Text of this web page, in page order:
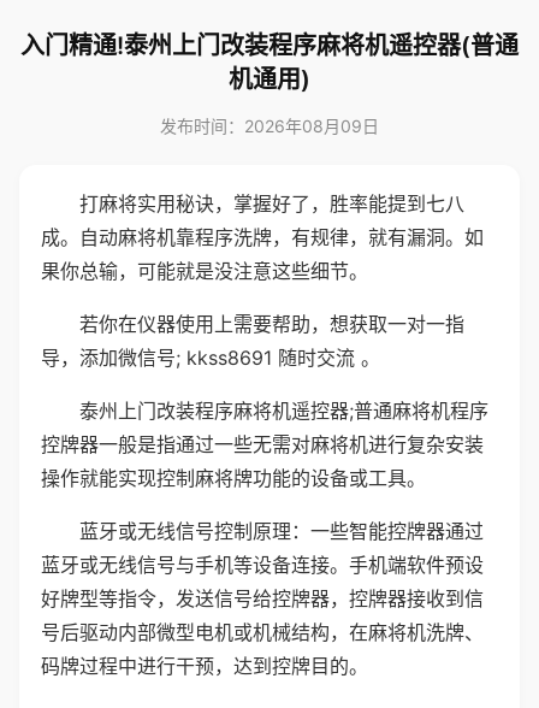
入门精通!泰州上门改装程序麻将机遥控器(普通
机通用)
发布时间：2026年08月09日
打麻将实用秘诀，掌握好了，胜率能提到七八
成。自动麻将机靠程序洗牌，有规律，就有漏洞。如
果你总输，可能就是没注意这些细节。
若你在仪器使用上需要帮助，想获取一对一指
导，添加微信号; kkss8691 随时交流 。
泰州上门改装程序麻将机遥控器;普通麻将机程序
控牌器一般是指通过一些无需对麻将机进行复杂安装
操作就能实现控制麻将牌功能的设备或工具。
蓝牙或无线信号控制原理：一些智能控牌器通过
蓝牙或无线信号与手机等设备连接。手机端软件预设
好牌型等指令，发送信号给控牌器，控牌器接收到信
号后驱动内部微型电机或机械结构，在麻将机洗牌、
码牌过程中进行干预，达到控牌目的。